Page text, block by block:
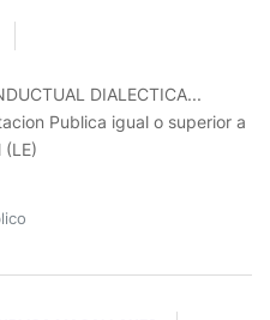
DIALECTICA...
Publica igual o superior a